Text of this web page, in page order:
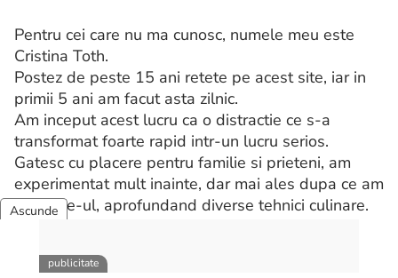
Pentru cei care nu ma cunosc, numele meu este
Cristina Toth.
Postez de peste 15 ani retete pe acest site, iar in
primii 5 ani am facut asta zilnic.
Am inceput acest lucru ca o distractie ce s-a
transformat foarte rapid intr-un lucru serios.
Gatesc cu placere pentru familie si prieteni, am
experimentat mult inainte, dar mai ales dupa ce am
avut site-ul, aprofundand diverse tehnici culinare.